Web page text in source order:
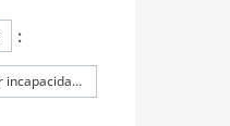
:
TÍTULO III. Prestaciones económicas por incapacidad permanente. Indemnizaciones y pensiones